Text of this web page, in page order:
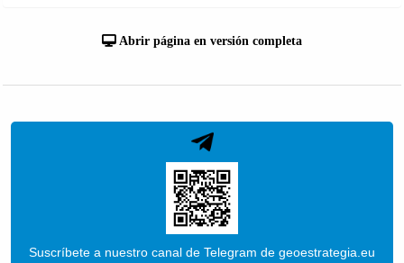
Abrir página en versión completa
Suscríbete a nuestro canal de Telegram de geoestrategia.eu